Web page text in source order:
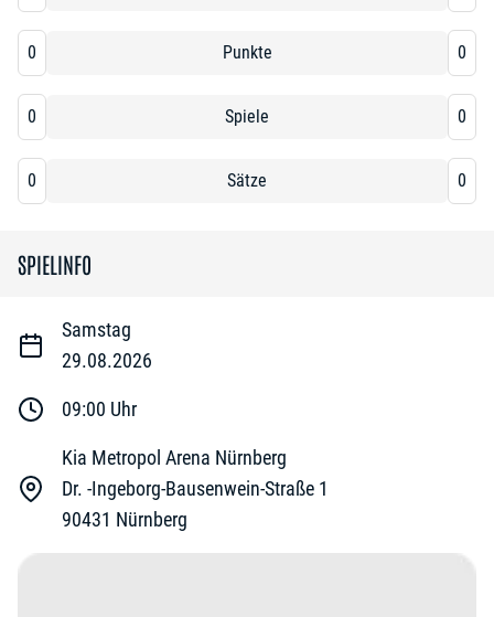
0 Punkte 0
0 Spiele 0
0 Sätze 0
SPIELINFO
Samstag
29.08.2026
09:00 Uhr
Kia Metropol Arena Nürnberg
Dr. -Ingeborg-Bausenwein-Straße 1
90431 Nürnberg